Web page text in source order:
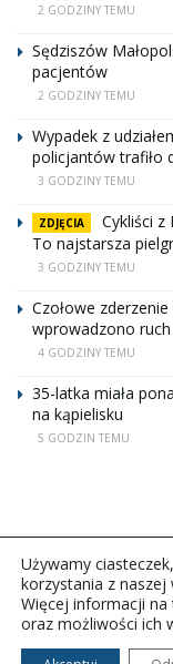
2 GODZINY TEMU
Sędziszów
pacjentów
2 GODZINY TEMU
Wypadek z
policjantów trafiło
3 GODZINY TEMU
ZDJĘCIA
Cykliści z
To najstarsza
3 GODZINY TEMU
Czołowe
wprowadzono ruch
4 GODZINY TEMU
35-latka miała
na kąpielisku
5 GODZIN TEMU
Copyright ©
Używamy
korzystania z naszej
Więcej informacji
oraz możliwości ich